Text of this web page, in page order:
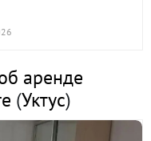
этаж
аренде
(Уктус)